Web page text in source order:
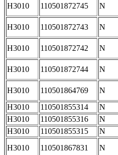
H3010 110501872745 N
H3010 110501872743 N
H3010 110501872742 N
H3010 110501872744 N
H3010 110501864769
N
H3010
110501855314
N
H3010
110501855316
N
H3010
110501855315
N
H3010
110501867831 N